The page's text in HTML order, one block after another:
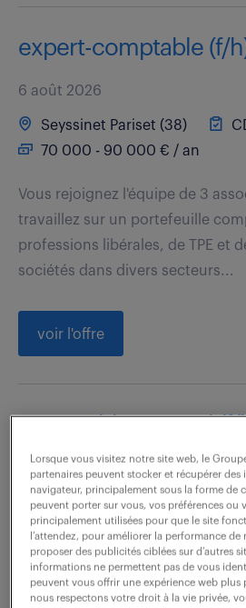
expert-comptable (f/
6 août 2026
Seyssinet Pariset (38)
70 000 - 90 000 € / an
Vous rejoignez l'équipe de 3
travaillez sur un portefeuille
professions libérales, de TPE et
sociétés dans divers secteurs...
voir l'offre
comptable general (f/
6 août 2026
Archamps (74) CDD
35 000 - 42 000 € / an
Dans le cadre d'un
maternité, vous intégrez le
Lorsque vous visitez notre site web, le
partenaires peuvent stocker et récupérer
navigateur, principalement sous la forme de
peuvent porter sur vous, vos préférences ou
principalement utilisées pour que le site
l’attendez, pour améliorer la performance
proposer des publicités ciblées sur d’autres
informations ne permettent pas de vous
peuvent vous offrir une expérience web plus
nous respectons votre droit à la vie privée,